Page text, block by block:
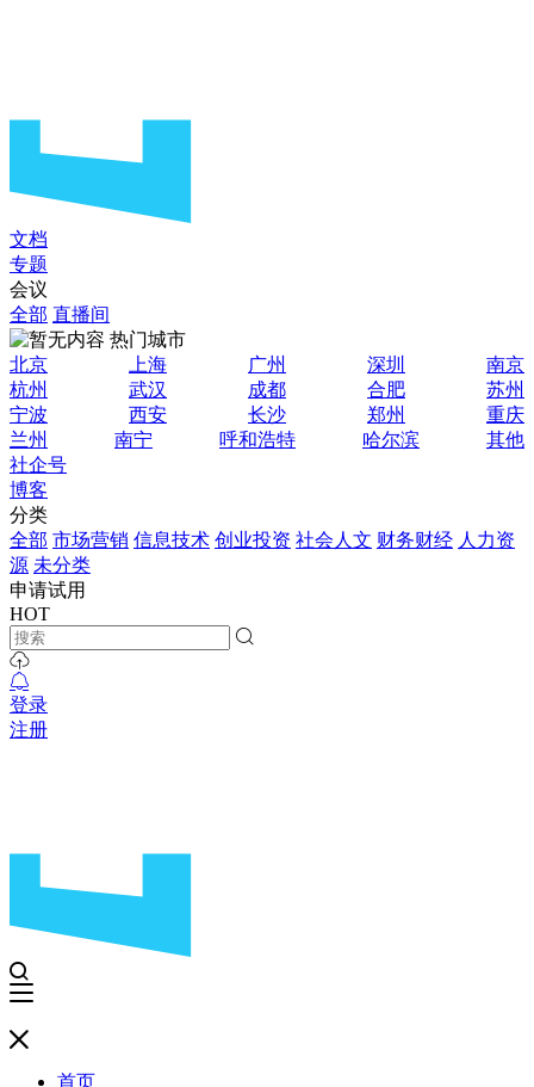
文档
专题
会议
全部 直播间
热门城市
北京
上海 广州 深圳
南京
杭州
武汉 成都 合肥
苏州
宁波
西安 长沙 郑州
重庆
兰州
南宁 呼和浩特 哈尔滨
其他
社企号
博客
分类
全部 市场营销 信息技术 创业投资 社会人文 财务财经 人力资
源 未分类
申请试用
HOT
登录
注册
首页